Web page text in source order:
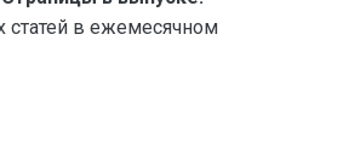
статей в ежемесячном